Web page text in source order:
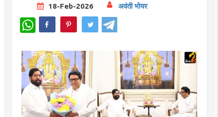
18-Feb-2026 अवंती भोयर
WhatsApp